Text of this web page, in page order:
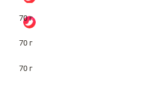
70 г
70 г
70 г